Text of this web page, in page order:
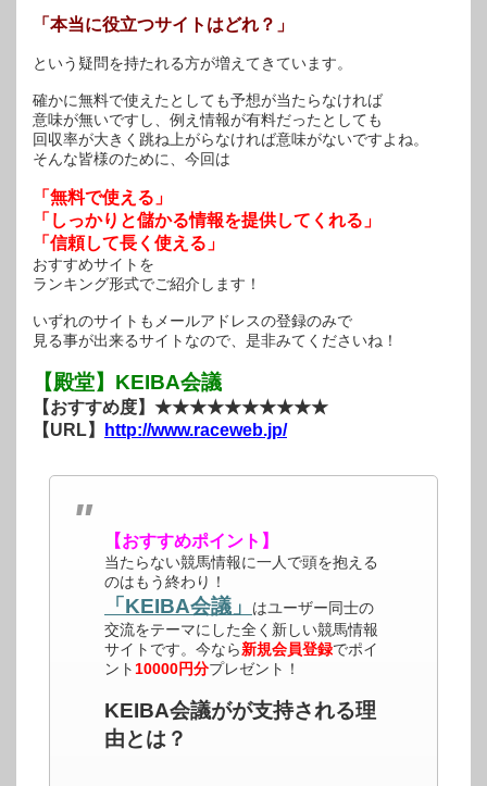
「本当に役立つサイトはどれ？」
という疑問を持たれる方が増えてきています。
確かに無料で使えたとしても予想が当たらなければ
意味が無いですし、例え情報が有料だったとしても
回収率が大きく跳ね上がらなければ意味がないですよね。
そんな皆様のために、今回は
「無料で使える」
「しっかりと儲かる情報を提供してくれる」
「信頼して長く使える」
おすすめサイトを
ランキング形式でご紹介します！
いずれのサイトもメールアドレスの登録のみで
見る事が出来るサイトなので、是非みてくださいね！
【殿堂】KEIBA会議
【おすすめ度】★★★★★★★★★★
【URL】
http://www.raceweb.jp/
【おすすめポイント】
当たらない競馬情報に一人で頭を抱える
のはもう終わり！
「KEIBA会議」
はユーザー同士の
交流をテーマにした全く新しい競馬情報
サイトです。今なら新規会員登録でポイ
ント 10000円分プレゼント！
KEIBA会議がが支持される理
由とは？